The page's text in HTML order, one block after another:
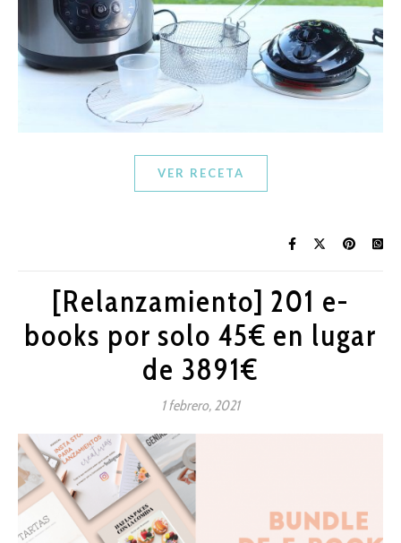
VER RECETA
[Relanzamiento] 201 e-
books por solo 45€ en lugar
de 3891€
1 febrero, 2021